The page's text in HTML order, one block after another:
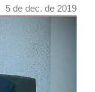
5 de dec. de 2019